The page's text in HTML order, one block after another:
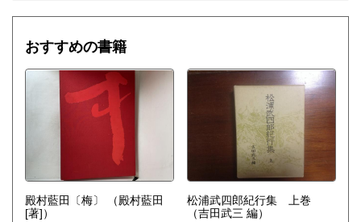
おすすめの書籍
殿村藍田〔梅〕
（殿村藍田
[著]）
松浦武四郎紀行集 上巻
（吉田武三 編）